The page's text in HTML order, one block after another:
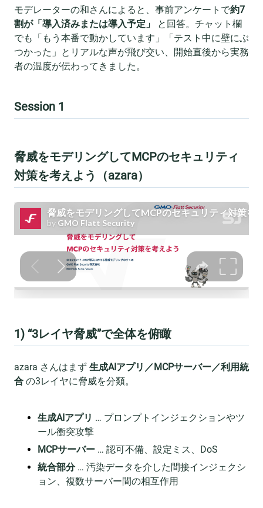
モデレーターの和さんによると、事前アンケートで約7
割が「導入済みまたは導入予定」
と回答。チャット欄
でも「もう本番で動かしています」「テスト中に壁にぶ
つかった」とリアルな声が飛び交い、開始直後から実務
者の温度が伝わってきました。
Session 1
脅威をモデリングしてMCPのセキュリティ
対策を考えよう（azara）
1) “3レイヤ脅威”で全体を俯瞰
azara さんはまず 生成AIアプリ／MCPサーバー／利用統
合 の3レイヤに脅威を分類。
生成AIアプリ … プロンプトインジェクションやツ
ール衝突攻撃
MCPサーバー … 認可不備、設定ミス、DoS
統合部分… 汚染データを介した間接インジェクシ
ョン、複数サーバー間の相互作用